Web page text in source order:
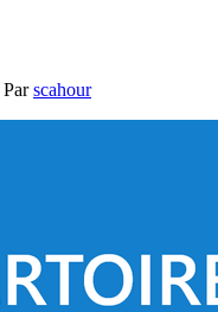
Parscahour